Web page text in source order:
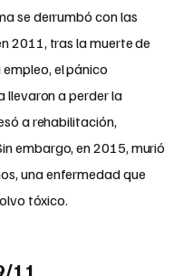
se derrumbó con las
2011, tras la muerte de
el pánico
llevaron a perder la
a rehabilitación,
embargo, en 2015, murió
una enfermedad que
tóxico.
11